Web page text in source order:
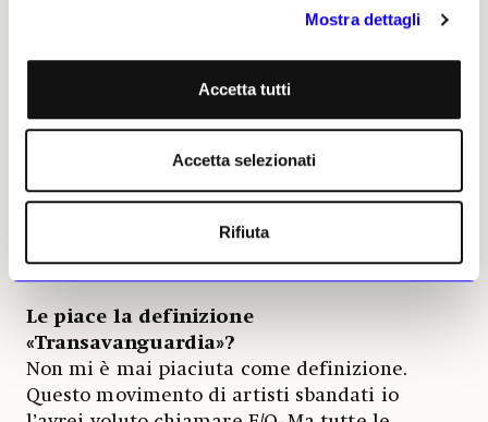
Mostra dettagli
Accetta tutti
Accetta selezionati
Rifiuta
uscire dal tunnel della Controriforma, fatta di
regole e condizionamenti. Fu una lotta, ma
una lotta elegante senza sopraffazioni,
gli scacchi e la scherma che aveva come
avversari una generazione di artisti da Mario
Merz a Gino De Dominicis o Vettor Pisani
privilegio combattere, discutere, andare a
cena…
Le piace la definizione
«Transavanguardia»?
Non mi è mai piaciuta come definizione.
Questo movimento di artisti sbandati io